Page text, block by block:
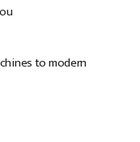
to modern